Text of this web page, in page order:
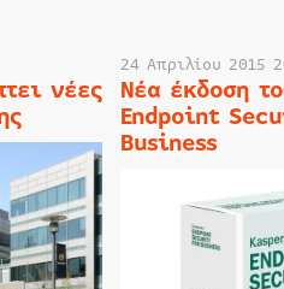
νέες
24 Απριλίου 2015
Νέα έκδοση
Endpoint
Business